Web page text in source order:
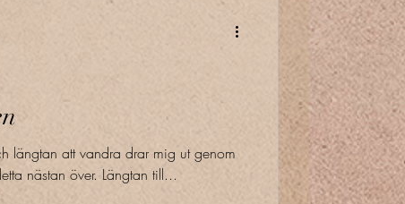
längtan att vandra drar mig ut genom
nästan över. Längtan till...